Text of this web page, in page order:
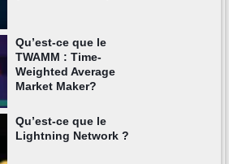
Qu’est-ce que le
TWAMM : Time-
Weighted Average
Market Maker?
Qu’est-ce que le
Lightning Network ?